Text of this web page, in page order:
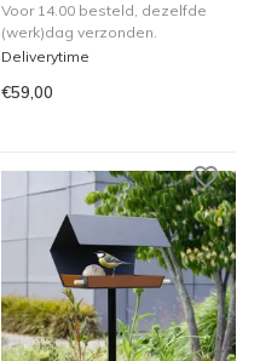
Voor 14.00 besteld, dezelfde
(werk)dag verzonden.
Deliverytime
€59,00